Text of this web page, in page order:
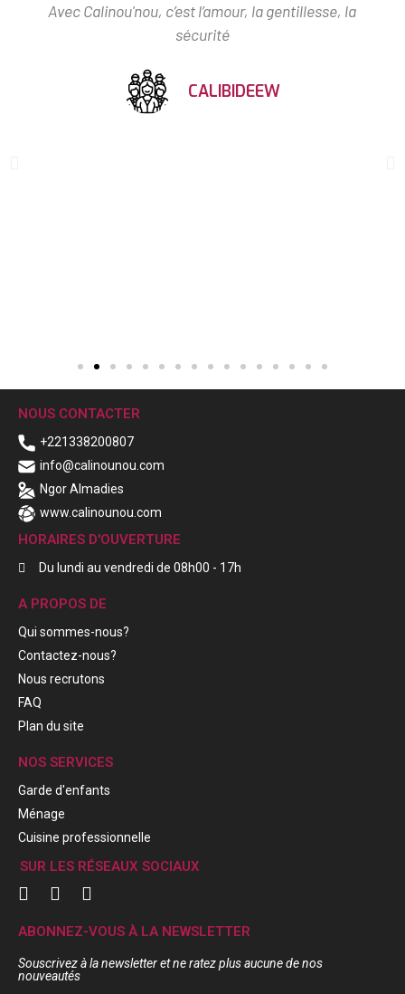
Avec Calinou'nou, c’est l’amour, la gentillesse, la
sécurité
CALIBIDEEW
NOUS CONTACTER
+221338200807
info@calinounou.com
Ngor Almadies
www.calinounou.com
HORAIRES D'OUVERTURE
Du lundi au vendredi de 08h00 - 17h
A PROPOS DE
Qui sommes-nous?
Contactez-nous?
Nous recrutons
FAQ
Plan du site
NOS SERVICES
Garde d'enfants
Ménage
Cuisine professionnelle
SUR LES RÉSEAUX SOCIAUX
ABONNEZ-VOUS À LA NEWSLETTER
Souscrivez à la newsletter et ne ratez plus aucune de nos
nouveautés